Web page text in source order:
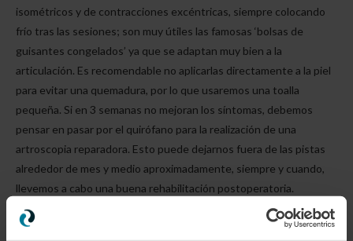
isométricos y de contracciones excéntricas, siempre colocando
frío tras las sesiones; son muy útiles las famosas ‘bolsas de
guisantes congelados’ ya que se adaptan muy bien a la
articulación. Es recomendable no aplicarlas directamente a la piel
para evitar una quemadura, por lo que usaremos una toalla
pequeña. Si en 3 semanas no mejoran los síntomas, debemos
pensar en pasar por el quirófano para la realización de una
artroscopia reparadora. Esto puede dejarnos fuera de las pistas
alrededor de mes y medio aproximadamente, siempre y cuando,
llevemos a cabo una buena rehabilitación postoperatoria.